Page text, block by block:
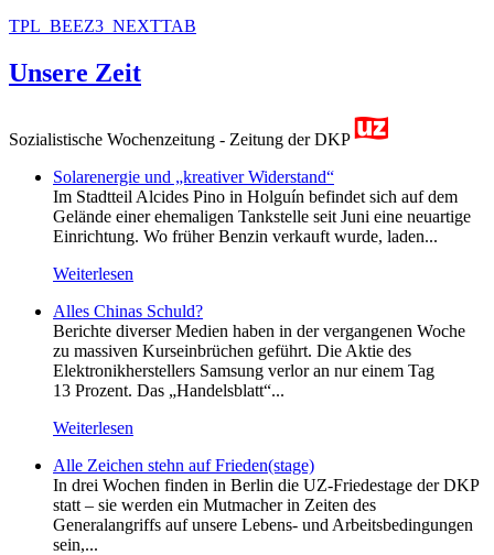
TPL_BEEZ3_NEXTTAB
Unsere Zeit
Sozialistische Wochenzeitung - Zeitung der DKP
Solarenergie und „kreativer Widerstand“
Im Stadtteil Alcides Pino in Holguín befindet sich auf dem
Gelände einer ehemaligen Tankstelle seit Juni eine neuartige
Einrichtung. Wo früher Benzin verkauft wurde, laden...
Weiterlesen
Alles Chinas Schuld?
Berichte diverser Medien haben in der vergangenen Woche
zu massiven Kurseinbrüchen geführt. Die Aktie des
Elektronikherstellers Samsung verlor an nur einem Tag
13 Prozent. Das „Handelsblatt“...
Weiterlesen
Alle Zeichen stehn auf Frieden(stage)
In drei Wochen finden in Berlin die UZ-Friedestage der DKP
statt – sie werden ein Mutmacher in Zeiten des
Generalangriffs auf unsere Lebens- und Arbeitsbedingungen
sein,...